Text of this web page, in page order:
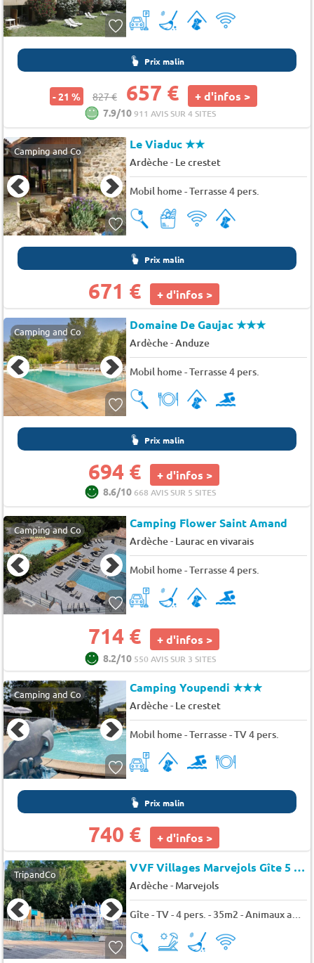
Prix malin
- 21 % 827 € 657 € + d'infos >
7.9/10911 AVIS SUR 4 SITES
Camping and Co Le Viaduc★★
Ardèche- Le crestet
Mobil home - Terrasse 4 pers.
Prix malin
671 € + d'infos >
Camping and Co Domaine De Gaujac★★★
Ardèche-Anduze
Mobil home - Terrasse 4 pers.
Prix malin
694 € + d'infos >
8.6/10668 AVIS SUR 5 SITES
Camping and Co Camping Flower Saint Amand
Ardèche- Laurac en vivarais
Mobil home - Terrasse 4 pers.
714 € + d'infos >
8.2/10 550 AVIS SUR 3 SITES
Camping and Co Camping Youpendi★★★
Ardèche- Le crestet
Mobil home - Terrasse - TV 4 pers.
Prix malin
740 € + d'infos >
TripandCo VVF Villages Marvejols Gîte 5 personnes
Ardèche- Marvejols
Gîte - TV - 4 pers. - 35m2 - Animaux admis